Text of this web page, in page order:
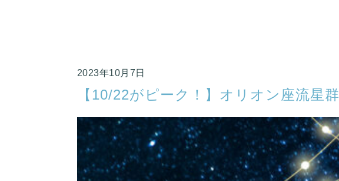
2023年10月7日
【10/22がピーク！】オリオン座流星群